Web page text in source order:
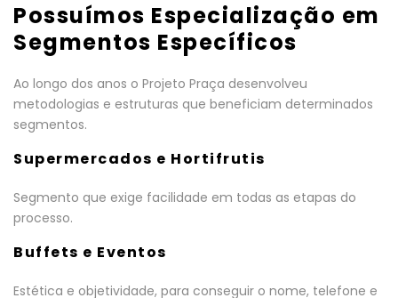
Possuímos Especialização em
Segmentos Específicos
Ao longo dos anos o Projeto Praça desenvolveu
metodologias e estruturas que beneficiam determinados
segmentos.
Supermercados e Hortifrutis
Segmento que exige facilidade em todas as etapas do
processo.
Buffets e Eventos
Estética e objetividade, para conseguir o nome, telefone e